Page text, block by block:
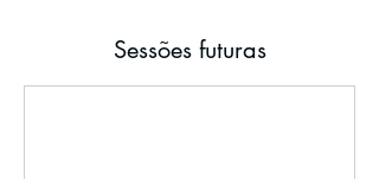
Sessões futuras